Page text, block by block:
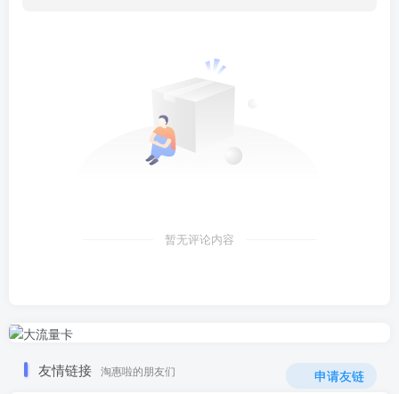
暂无评论内容
友情链接 淘惠啦的朋友们 申请友链